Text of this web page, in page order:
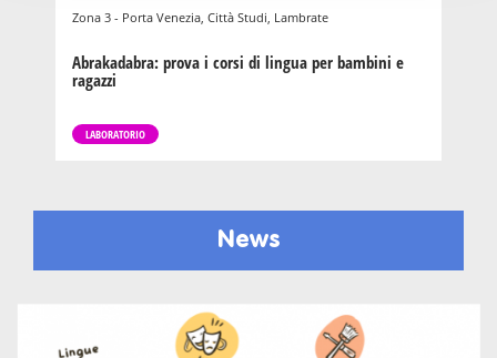
Zona 3 - Porta Venezia, Città Studi, Lambrate
Abrakadabra: prova i corsi di lingua per bambini e
ragazzi
LABORATORIO
News